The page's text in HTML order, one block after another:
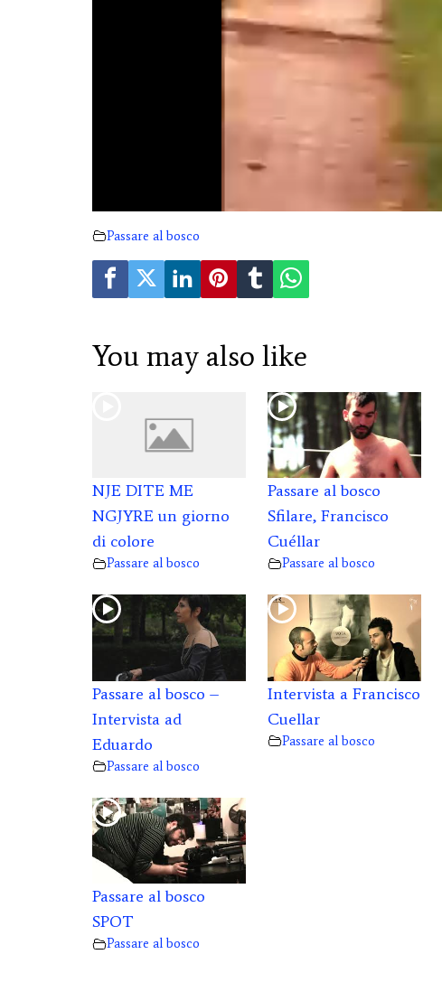
Passare al bosco
You may also like
NJE DITE ME
NGJYRE un giorno
di colore
Passare al bosco
Passare al bosco
Sfilare, Francisco
Cuéllar
Passare al bosco
Passare al bosco –
Intervista ad
Eduardo
Passare al bosco
Intervista a Francisco
Cuellar
Passare al bosco
Passare al bosco
SPOT
Passare al bosco